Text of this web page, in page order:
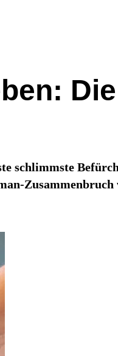
schlimmste